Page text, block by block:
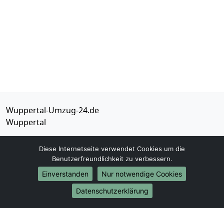
Wuppertal-Umzug-24.de
Wuppertal
01579-2632723
info@wuppertal-umzug-24.de
Öffnungszeiten:Mo - Sa: 09:00 - 18:30 Uhr
Diese Internetseite verwendet Cookies um die
Benutzerfreundlichkeit zu verbessern.
Einverstanden
Nur notwendige Cookies
Datenschutzerklärung